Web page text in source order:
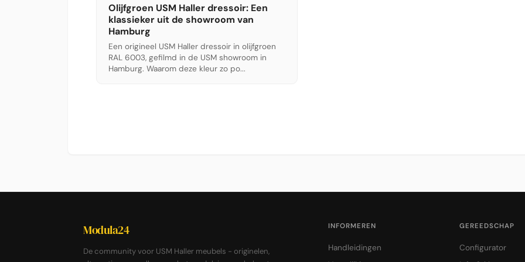
Olijfgroen USM Haller dressoir: Een
klassieker uit de showroom van
Hamburg
Een origineel USM Haller dressoir in olijfgroen
RAL 6003, gefilmd in de USM showroom in
Hamburg. Waarom deze kleur zo po...
Modula24
De community voor USM Haller meubels - originelen,
INFORMEREN
Handleidingen
GEREEDSCHAP
Configurator